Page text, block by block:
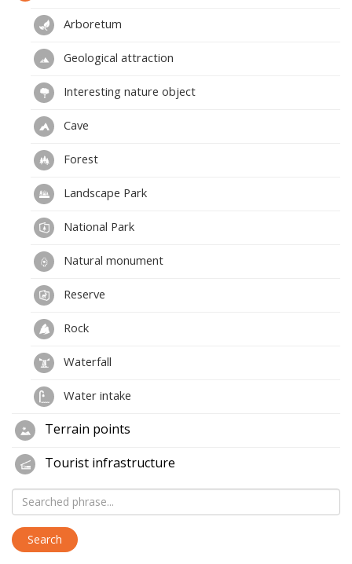
Arboretum
Geological attraction
Interesting nature object
Cave
Forest
Landscape Park
National Park
Natural monument
Reserve
Rock
Waterfall
Water intake
Terrain points
Tourist infrastructure